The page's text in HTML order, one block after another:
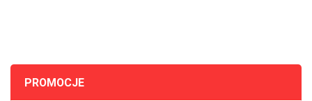
PROMOCJE